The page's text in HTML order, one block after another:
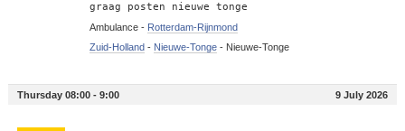
graag posten nieuwe tonge
Ambulance - Rotterdam-Rijnmond
Zuid-Holland- Nieuwe-Tonge- Nieuwe-Tonge
Thursday 08:00 - 9:00 9 July 2026